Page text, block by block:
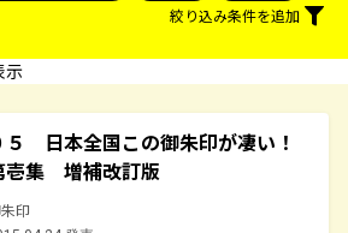
絞り込み条件を追加
示
５ 日本全国この御朱印が凄い！
壱集 増補改訂版
印